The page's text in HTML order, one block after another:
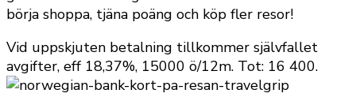
börja shoppa, tjäna poäng och köp fler resor!
Vid uppskjuten betalning tillkommer självfallet
avgifter, eff 18,37%, 15000 ö/12m. Tot: 16 400.